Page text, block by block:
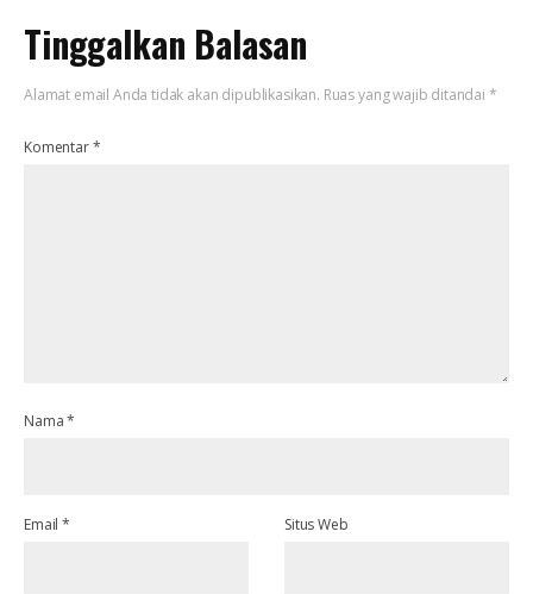
Tinggalkan Balasan
Alamat email Anda tidak akan dipublikasikan. Ruas yang wajib ditandai *
Komentar*
Nama*
Email* Situs Web